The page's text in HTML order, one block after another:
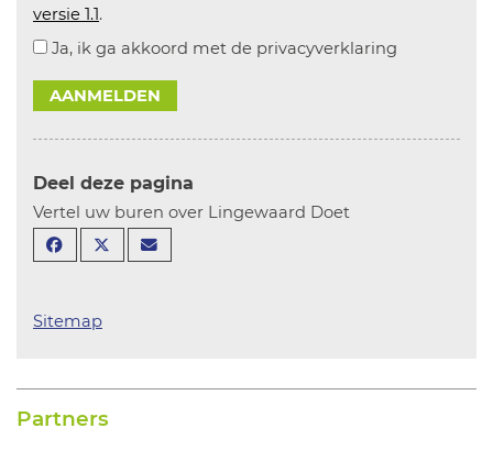
versie 1.1.
Ja, ik ga akkoord met de privacyverklaring
AANMELDEN
Deel deze pagina
Vertel uw buren over Lingewaard Doet
Sitemap
Partners